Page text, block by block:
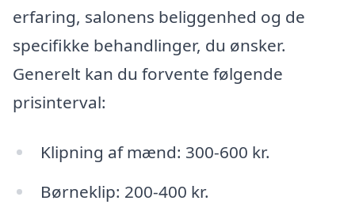
erfaring, salonens beliggenhed og de
specifikke behandlinger, du ønsker.
Generelt kan du forvente følgende
prisinterval:
Klipning af mænd: 300-600 kr.
Børneklip: 200-400 kr.